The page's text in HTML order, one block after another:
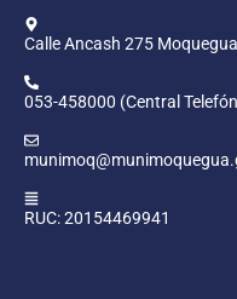
Calle Ancash 275 Moquegua
053-458000 (Central
RUC: 20154469941